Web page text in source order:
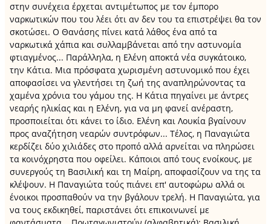
στην συνέχεια έρχεται αντιμέτωπος με τον έμπορο
ναρκωτικών που του λέει ότι αν δεν του τα επιστρέψει θα τον
σκοτώσει. Ο Θανάσης πίνει κατά λάθος ένα από τα
ναρκωτικά χάπια και συλλαμβάνεται από την αστυνομία
φτιαγμένος... Παράλληλα, η Ελένη αποκτά νέα συγκάτοικο,
την Κάτια. Μια πρόσφατα χωρισμένη αστυνομικό που έχει
αποφασίσει να γλεντήσει τη ζωή της αναπληρώνοντας τα
χαμένα χρόνια του γάμου της. Η Κάτια πηγαίνει με άντρες
νεαρής ηλικίας και η Ελένη, για να μη φανεί ανέραστη,
προσποιείται ότι κάνει το ίδιο. Ελένη και Λουκία βγαίνουν
προς αναζήτηση νεαρών συντρόφων... Τέλος, η Παναγιώτα
κερδίζει δύο χιλιάδες στο προπό αλλά αρνείται να πληρώσει
τα κοινόχρηστα που οφείλει. Κάποιοι από τους ενοίκους, με
συνεργούς τη Βασιλική και τη Μαίρη, αποφασίζουν να της τα
κλέψουν. Η Παναγιώτα τούς πιάνει επ' αυτοφώρω αλλά οι
ένοικοι προσπαθούν να την βγάλουν τρελή. Η Παναγιώτα, για
να τους εκδικηθεί, παριστάνει ότι επικοινωνεί με